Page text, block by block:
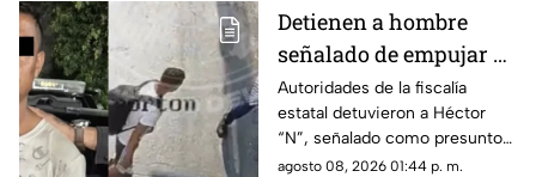
Detienen a hombre
señalado de empujar a
adulto mayor que
murió arrollado por
tráiler
Autoridades de la fiscalía
estatal detuvieron a Héctor
“N”, señalado como presunto
responsable de empujar a un
agosto 08, 2026 01:44 p. m.